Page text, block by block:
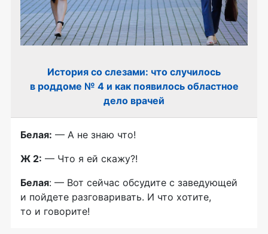
История со слезами: что случилось
в роддоме № 4 и как появилось областное
дело врачей
Белая: — А не знаю что!
Ж 2: — Что я ей скажу?!
Белая: — Вот сейчас обсудите с заведующей
и пойдете разговаривать. И что хотите,
то и говорите!